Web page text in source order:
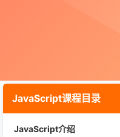
JavaScript课程目录
JavaScript介绍